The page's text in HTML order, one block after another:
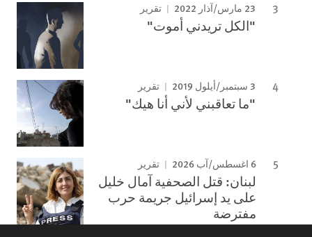
23 مارس/آذار 2022 تقرير
"الكل تريدني أموت"
3 سبتمبر/أيلول 2019 تقرير
"ما تعاقبني لأني أنا هيك"
6 اغسطس/آب 2026 تقرير
لبنان: قتل الصحفية آمال خليل
على يد إسرائيل جريمة حرب
مفترضة